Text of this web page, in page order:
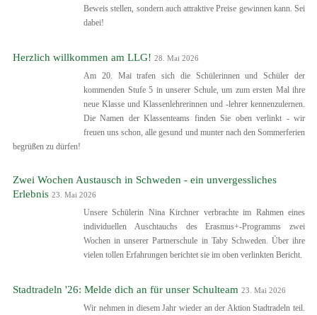
Beweis stellen, sondern auch attraktive Preise gewinnen kann. Sei
dabei!
Herzlich willkommen am LLG! 28. Mai 2026
Am 20. Mai trafen sich die Schülerinnen und Schüler der
kommenden Stufe 5 in unserer Schule, um zum ersten Mal ihre
neue Klasse und Klassenlehrerinnen und -lehrer kennenzulernen.
Die Namen der Klassenteams finden Sie oben verlinkt - wir
freuen uns schon, alle gesund und munter nach den Sommerferien
begrüßen zu dürfen!
Zwei Wochen Austausch in Schweden - ein unvergessliches
Erlebnis 23. Mai 2026
Unsere Schülerin Nina Kirchner verbrachte im Rahmen eines
individuellen Auschtauchs des Erasmus+-Programms zwei
Wochen in unserer Partnerschule in Taby Schweden. Über ihre
vielen tollen Erfahrungen berichtet sie im oben verlinkten Bericht.
Stadtradeln '26: Melde dich an für unser Schulteam 23. Mai 2026
Wir nehmen in diesem Jahr wieder an der Aktion Stadtradeln teil.